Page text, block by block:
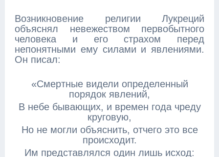
Возникновение религии Лукреций
объяснял невежеством первобытного
человека и его страхом перед
непонятными ему силами и явлениями.
Он писал:
«Смертные видели определенный
порядок явлений,
В небе бывающих, и времен года чреду
круговую,
Но не могли объяснить, отчего это все
происходит.
Им представлялся один лишь исход: